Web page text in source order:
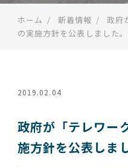
ホーム 新着情報
政府
の実施方針を公表しました。
2019.02.04
政府が「テレワー
施方針を公表しま